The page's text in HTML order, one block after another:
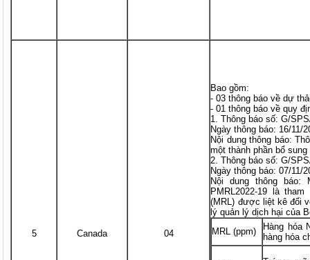
5 Canada 04
Bao gồm:
- 03 thông báo về dự
- 01 thông báo về quy
1. Thông báo số: G/
Ngày thông báo: 16/11/
Nội dung thông báo:
một thành phần bổ
2. Thông báo số: G/
Ngày thông báo: 07/11/
Nội dung thông
PMRL2022-19 là
(MRL) được liệt kê đối
lý quản lý dịch hại của
MRL (ppm)
Hàng hóa
hàng hóa